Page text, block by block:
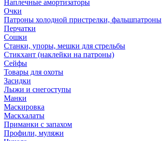
Наплечные амортизаторы
Очки
Патроны холодной пристрелки, фальшпатроны
Перчатки
Сошки
Станки, упоры, мешки для стрельбы
Стикхант (наклейки на патроны)
Сейфы
Товары для охоты
Засидки
Лыжи и снегоступы
Манки
Маскировка
Маскхалаты
Приманки с запахом
Профили, муляжи